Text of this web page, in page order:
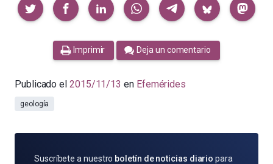
Imprimir Deja un comentario
Publicado el 2015/11/13 en Efemérides
geología
SUSCRÍBETE
Suscríbete a nuestro boletín de noticias diario para